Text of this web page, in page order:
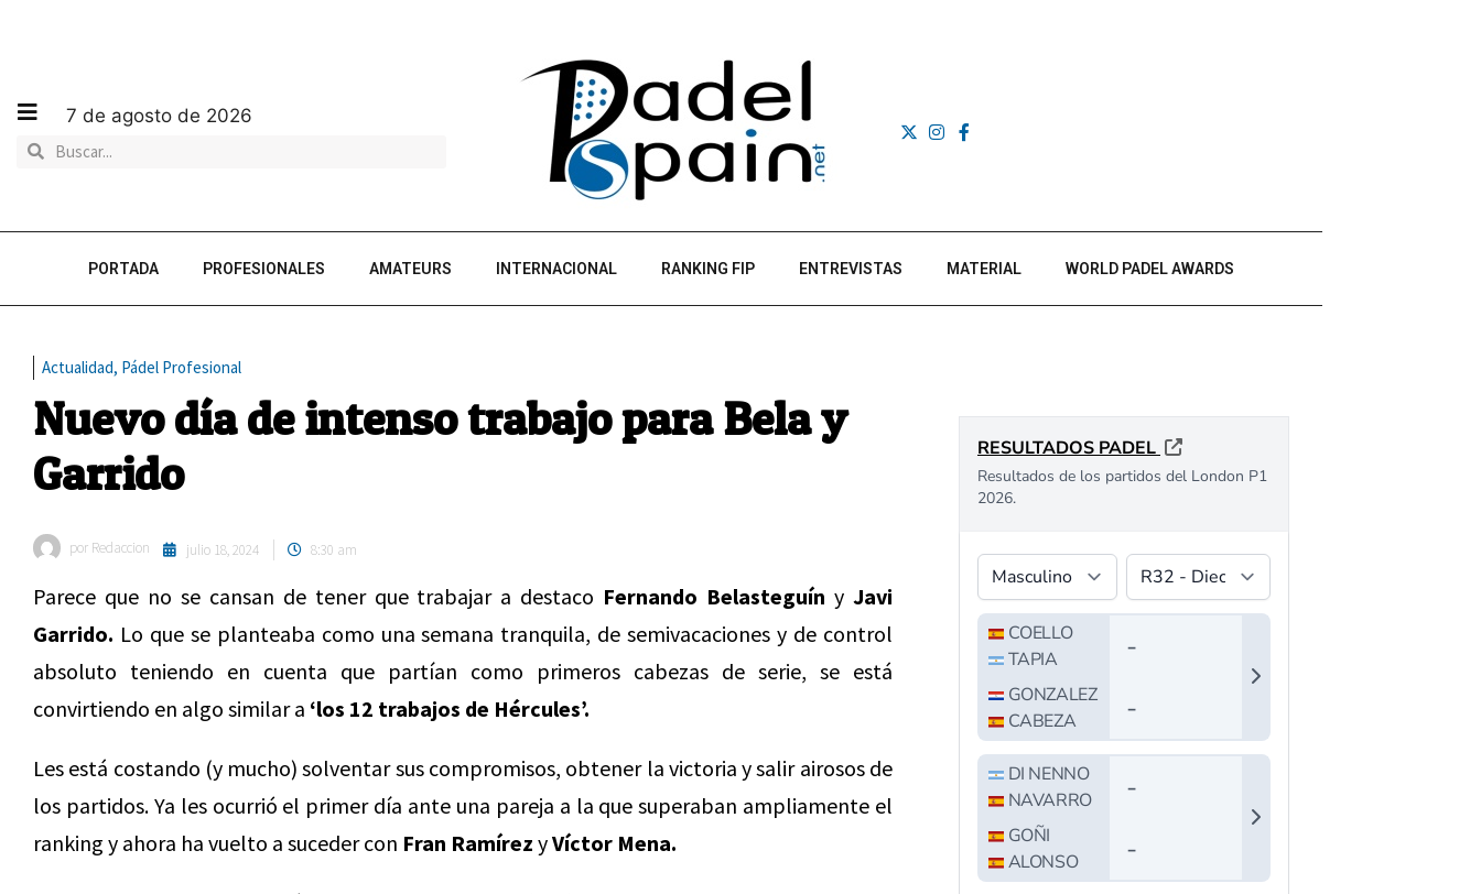
7 de agosto de 2026
PORTADA PROFESIONALES AMATEURS INTERNACIONAL RANKING FIP ENTREVISTAS MATERIAL WORLD PADEL AWARDS
Actualidad, Pádel Profesional
Nuevo día de intenso trabajo para Bela y
Garrido
por Redaccion julio 18, 2024 8:30 am
Parece que no se cansan de tener que trabajar a destaco Fernando Belasteguín yJavi
Garrido. Lo que se planteaba como una semana tranquila, de semivacaciones y de control
absoluto teniendo en cuenta que partían como primeros cabezas de serie, se está
convirtiendo en algo similar a ‘los 12 trabajos de Hércules’.
Les está costando (y mucho) solventar sus compromisos, obtener la victoria y salir airosos de
los partidos. Ya les ocurrió el primer día ante una pareja a la que superaban ampliamente el
ranking y ahora ha vuelto a suceder con Fran Ramírez yVíctor Mena.